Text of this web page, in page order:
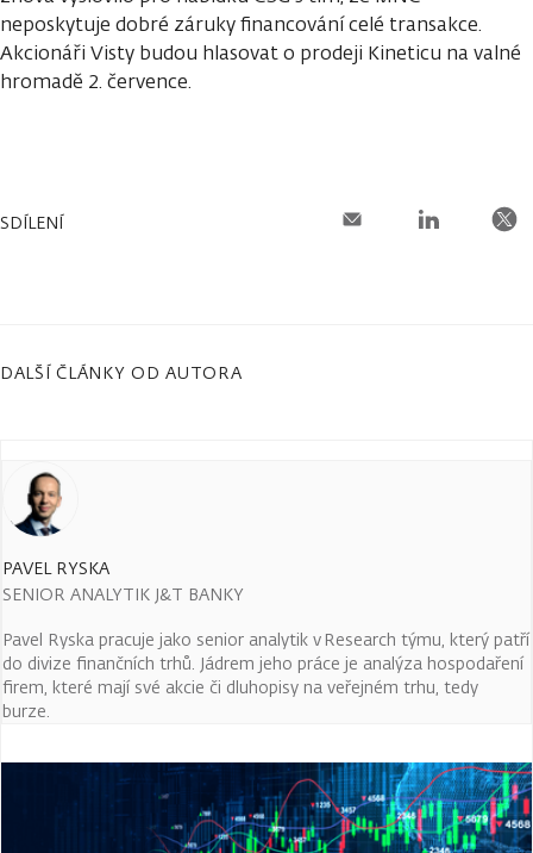
neposkytuje dobré záruky financování celé transakce.
Akcionáři Visty budou hlasovat o prodeji Kineticu na valné
hromadě 2. července.
SDÍLENÍ
DALŠÍ ČLÁNKY OD AUTORA
PAVEL RYSKA
SENIOR ANALYTIK J&T BANKY
Pavel Ryska pracuje jako senior analytik v Research týmu, který patří
do divize finančních trhů. Jádrem jeho práce je analýza hospodaření
firem, které mají své akcie či dluhopisy na veřejném trhu, tedy
burze.